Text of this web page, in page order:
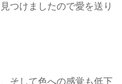
つけましたので愛を送り
そして色への感覚も低下